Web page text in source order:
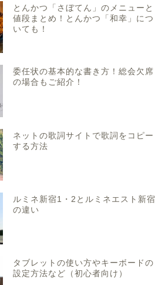
とんかつ「さぼてん」のメニューと
値段まとめ！とんかつ「和幸」につ
いても！
委任状の基本的な書き方！総会欠席
の場合もご紹介！
ネットの歌詞サイトで歌詞をコピー
する方法
ルミネ新宿1・2とルミネエスト新宿
の違い
タブレットの使い方やキーボードの
設定方法など（初心者向け）